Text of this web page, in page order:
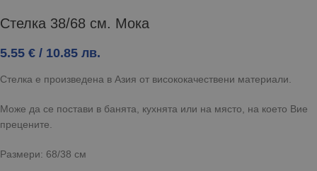
Стелка 38/68 см. Мока
5.55 € / 10.85 лв.
Стелка е произведена в Азия от висококачествени материали.
Може да се постави в банята, кухнята или на място, на което Вие
прецените.
Размери: 68/38 см